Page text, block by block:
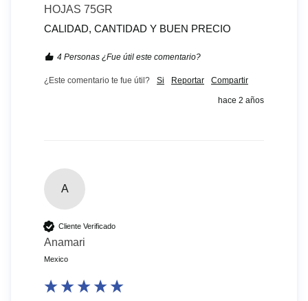
HOJAS 75GR
CALIDAD, CANTIDAD Y BUEN PRECIO
4 Personas ¿Fue útil este comentario?
¿Este comentario te fue útil? Si Reportar Compartir
hace 2 años
A
Cliente Verificado
Anamari
Mexico